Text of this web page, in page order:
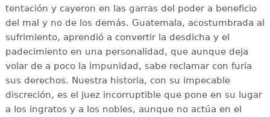
tentación y cayeron en las garras del poder a beneficio
del mal y no de los demás. Guatemala, acostumbrada al
sufrimiento, aprendió a convertir la desdicha y el
padecimiento en una personalidad, que aunque deja
volar de a poco la impunidad, sabe reclamar con furia
sus derechos. Nuestra historia, con su impecable
discreción, es el juez incorruptible que pone en su lugar
a los ingratos y a los nobles, aunque no actúa en el